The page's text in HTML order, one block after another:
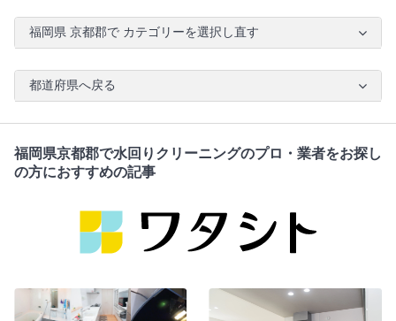
福岡県 京都郡で カテゴリーを選択し直す
都道府県へ戻る
福岡県京都郡で水回りクリーニングのプロ・業者をお探し
の方におすすめの記事